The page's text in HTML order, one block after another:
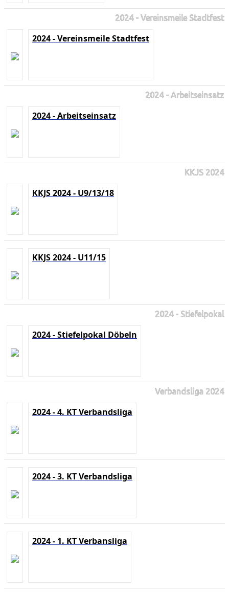
2024 - Vereinsmeile Stadtfest
2024 - Vereinsmeile Stadtfest
2024 - Arbeitseinsatz
2024 - Arbeitseinsatz
KKJS 2024
KKJS 2024 - U9/13/18
KKJS 2024 - U11/15
2024 - Stiefelpokal
2024 - Stiefelpokal Döbeln
Verbandsliga 2024
2024 - 4. KT Verbandsliga
2024 - 3. KT Verbandsliga
2024 - 1. KT Verbansliga